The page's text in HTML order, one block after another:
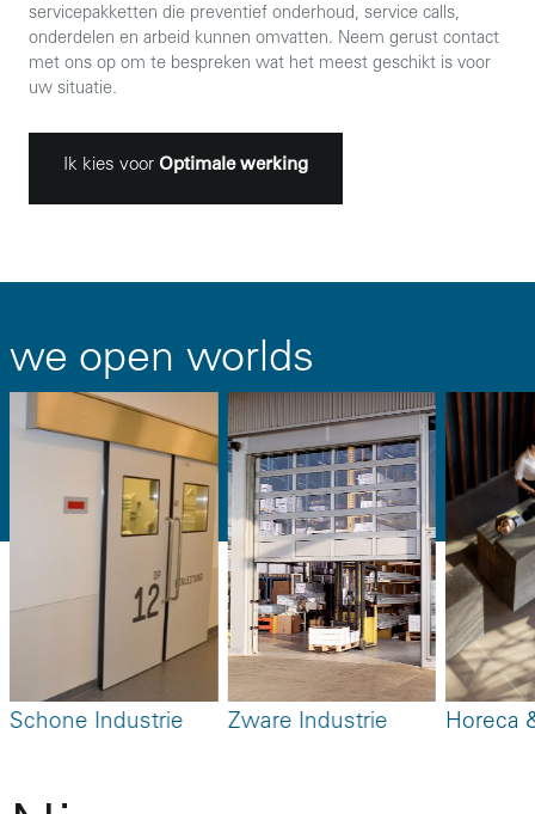
servicepakketten die preventief onderhoud, service calls,
onderdelen en arbeid kunnen omvatten. Neem gerust contact
met ons op om te bespreken wat het meest geschikt is voor
uw situatie.
Ik kies voor Optimale werking
we open worlds
Schone Industrie Zware Industrie Horeca